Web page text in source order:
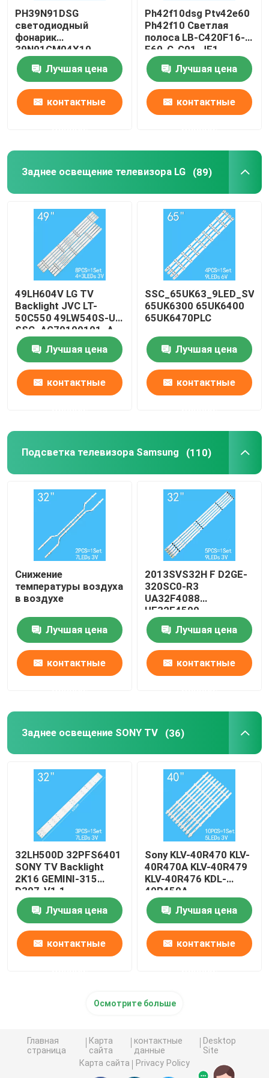
PH39N91DSG
светодиодный
фонарик
39N91GM04X10-
C0033 CJ
1.30.139N91007R V0
Лучшая цена
контактные
Ph42f10dsg Ptv42e60
Ph42f10 Светлая
полоса LB-C420F16-
E60-C-G01-JF1
Лучшая цена
контактные
Заднее освещение телевизора LG (89)
49LH604V LG TV
Backlight JVC LT-
50C550 49LW540S-UF
SSC_AG79100101_A
Лучшая цена
контактные
65UK6300 65UK6400
65UK6470PLC
Лучшая цена
контактные
Подсветка телевизора Samsung (110)
Снижение
температуры воздуха
в воздухе
Лучшая цена
контактные
2013SVS32H F D2GE-
320SC0-R3
UA32F4088
UE32F4500
UE32F5300
Лучшая цена
контактные
Заднее освещение SONY TV (36)
32LH500D 32PFS6401
SONY TV Backlight
2K16 GEMINI-315
D307-V1.1
1B8540000EB0
Лучшая цена
контактные
Sony KLV-40R470 KLV-
40R470A KLV-40R479
KLV-40R476 KDL-
40R450A
Лучшая цена
контактные
Осмотрите больше
Главная
страница
Карта
сайта
контактные
данные
Desktop
Site
Карта сайта
Privacy Policy